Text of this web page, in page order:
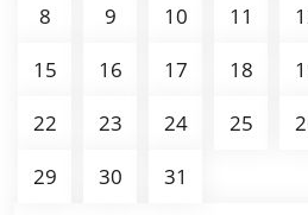
8
9 10 11
15
16 17 18
22
23 24 25
29
30 31